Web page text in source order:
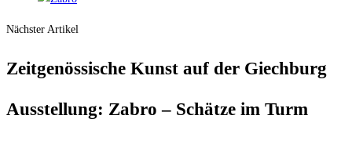
Nächster Artikel
Zeit­ge­nös­si­sche Kunst auf der Giechburg
Aus­stel­lung: Zab­ro – Schät­ze im Turm